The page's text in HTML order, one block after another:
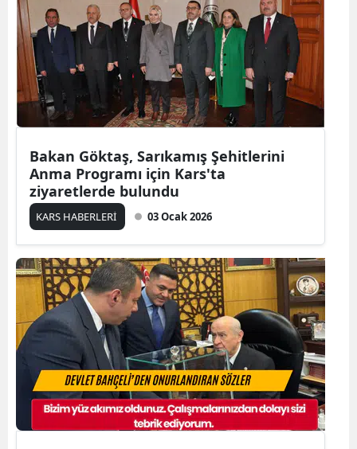
Karabük
Kilis
Osmaniye
Düzce
Bakan Göktaş, Sarıkamış Şehitlerini
Anma Programı için Kars'ta
ziyaretlerde bulundu
KARS HABERLERİ 03 Ocak 2026